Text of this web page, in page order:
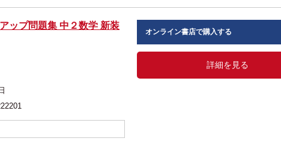
ップ問題集 中２数学 新装
オンライン書店で購入する
詳細を見る